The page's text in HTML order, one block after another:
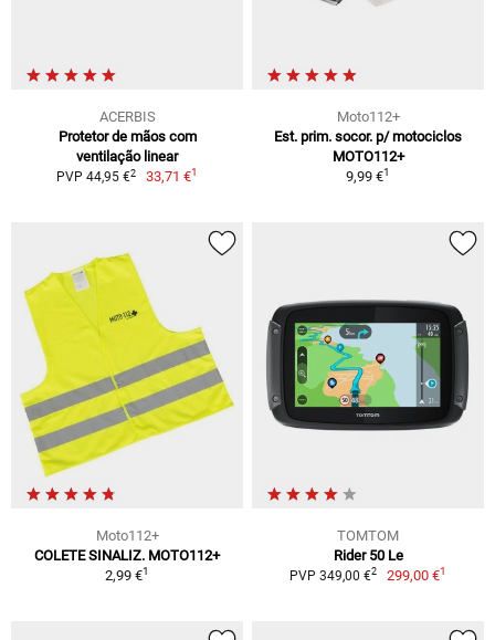
ACERBIS
Protetor de mãos com
ventilação linear
PVP 44,95 €2 33,71 €1
Moto112+
Est. prim. socor. p/ motociclos
MOTO112+
9,99 €1
Moto112+
COLETE SINALIZ. MOTO112+
2,99 €1
TOMTOM
Rider 50 Le
PVP 349,00 €2 299,00 €1